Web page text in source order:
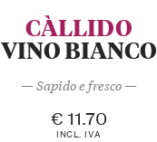
CÀLLIDO
VINO BIANCO
— Sapido e fresco —
€ 11.70
INCL. IVA